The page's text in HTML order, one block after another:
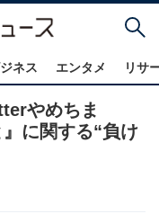
ネス エンタメ リサ
やめちま
に関する“負け